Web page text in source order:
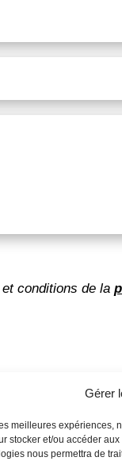
Gérer
meilleures expériences,
stocker et/ou accéder
nous permettra de
conditions de la